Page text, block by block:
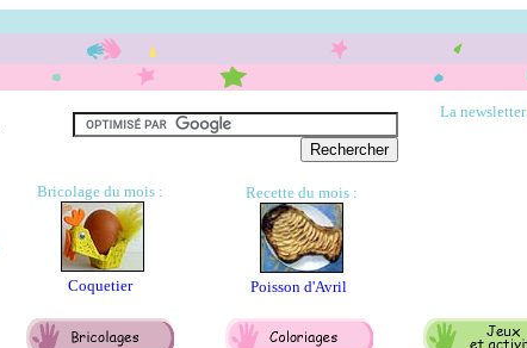
La newsletter
Bricolage du mois :
Coquetier
Recette du mois :
Poisson d'Avril